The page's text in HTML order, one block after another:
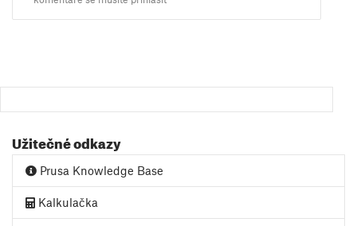
Užitečné odkazy
Prusa Knowledge Base
Kalkulačka